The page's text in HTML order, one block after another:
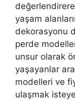
yaşam
dekorasyonu
perde
unsur olarak
yaşayanlar
modelleri ve
ulaşmak